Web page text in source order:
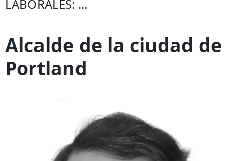
LABORALES: ...
Alcalde de la ciudad de
Portland